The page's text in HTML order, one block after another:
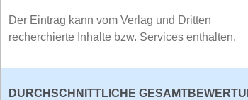
Der Eintrag kann vom Verlag und Dritten
recherchierte Inhalte bzw. Services enthalten.
DURCHSCHNITTLICHE